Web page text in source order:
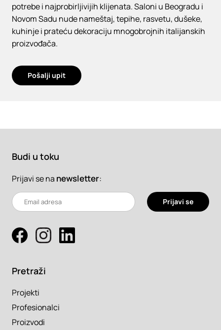
potrebe i najprobirljivijih klijenata. Saloni u Beogradu i
Novom Sadu nude nameštaj, tepihe, rasvetu, dušeke,
kuhinje i prateću dekoraciju mnogobrojnih italijanskih
proizvođača.
Pošalji upit
Budi u toku
Prijavi se na newsletter:
Prijavi se
Pretraži
Projekti
Profesionalci
Proizvodi